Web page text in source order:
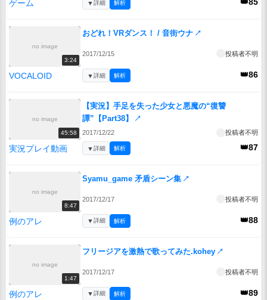
ゲーム ▼詳細 解析
no image
3:24
おどれ！VRダンス！ / 音街ウナ ↗
2017/12/15 投稿者不明
VOCALOID 👑86
▼詳細 解析
no image
45:58
【実況】手足を失った少女と悪魔の“復讐
譚”【Part38】
↗
2017/12/22 投稿者不明
実況プレイ動画 👑87
▼詳細 解析
no image
8:47
Syamu_game 矛盾シーン集 ↗
2017/12/17 投稿者不明
例のアレ 👑88
▼詳細 解析
no image
1:47
フリージアを激熱で歌ってみた.kohey ↗
2017/12/17 投稿者不明
例のアレ 👑89
▼詳細 解析